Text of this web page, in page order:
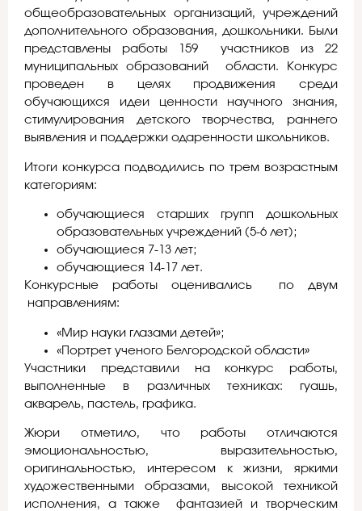
общеобразовательных организаций, учреждений
дополнительного образования, дошкольники. Были
представлены работы 159 участников из 22
муниципальных образований области. Конкурс
проведен в целях продвижения среди
обучающихся идеи ценности научного знания,
стимулирования детского творчества, раннего
выявления и поддержки одаренности школьников.
Итоги конкурса подводились по трем возрастным
категориям:
обучающиеся старших групп дошкольных
образовательных учреждений (5-6 лет);
обучающиеся 7-13 лет;
обучающиеся 14-17 лет.
Конкурсные работы оценивались по двум
направлениям:
«Мир науки глазами детей»;
«Портрет ученого Белгородской области»
Участники представили на конкурс работы,
выполненные в различных техниках: гуашь,
акварель, пастель, графика.
Жюри отметило, что работы отличаются
эмоциональностью, выразительностью,
оригинальностью, интересом к жизни, яркими
художественными образами, высокой техникой
исполнения, а также фантазией и творческим